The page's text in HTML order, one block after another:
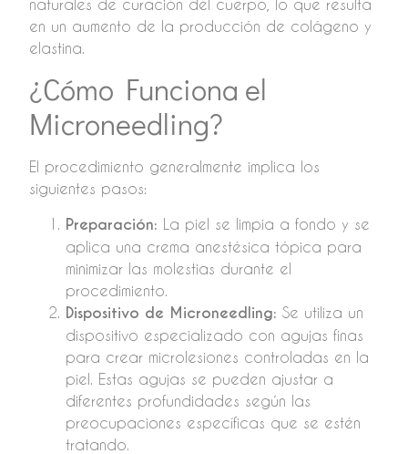
naturales de curación del cuerpo, lo que resulta
en un aumento de la producción de colágeno y
elastina.
¿Cómo Funciona el
Microneedling?
El procedimiento generalmente implica los
siguientes pasos:
Preparación: La piel se limpia a fondo y se
aplica una crema anestésica tópica para
minimizar las molestias durante el
procedimiento.
Dispositivo de Microneedling: Se utiliza un
dispositivo especializado con agujas finas
para crear microlesiones controladas en la
piel. Estas agujas se pueden ajustar a
diferentes profundidades según las
preocupaciones específicas que se estén
tratando.